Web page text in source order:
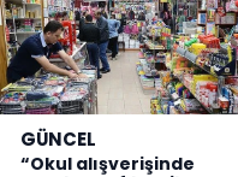
GÜNCEL
“Okul alışverişinde